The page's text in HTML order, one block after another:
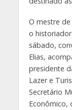
O mestre
o
sábado,
Elias,
presidente
Lazer e
Secretário
Econômico,